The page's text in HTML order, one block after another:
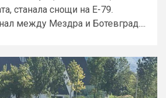
станала снощи на Е-79.
между Мездра и Ботевград....